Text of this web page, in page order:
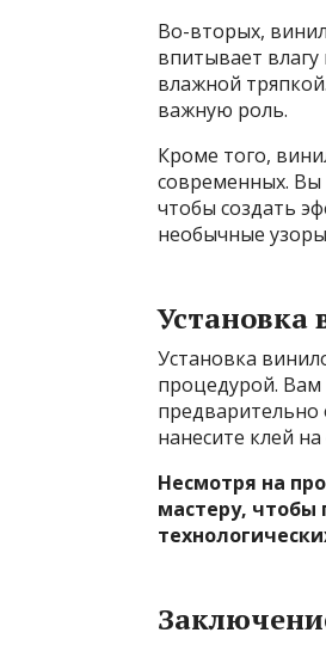
Во-вторых,
впитывает
влажной
важную роль.
Кроме того,
современных. Вы
чтобы создать
необычные
Установка
Установка
процедурой. Вам
предварительно
нанесите клей
Несмотря на
мастеру, чтобы